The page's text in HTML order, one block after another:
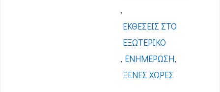
,
ΕΚΘΈΣΕΙΣ ΣΤΟ
ΕΞΩΤΕΡΙΚΌ
, ΕΝΗΜΈΡΩΣΗ,
ΞΈΝΕΣ ΧΏΡΕΣ